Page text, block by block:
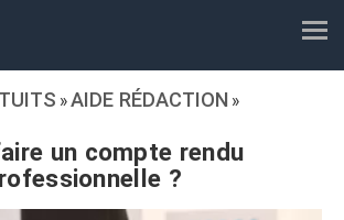
»AIDE RÉDACTION »
un compte rendu
?